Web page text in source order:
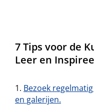
7 Tips voor de
Leer en
Bezoek
en galerijen.